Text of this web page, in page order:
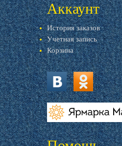
Аккаунт
История заказов
Учетная запись
Корзина
vk.com ok.ru
livemaster.ru